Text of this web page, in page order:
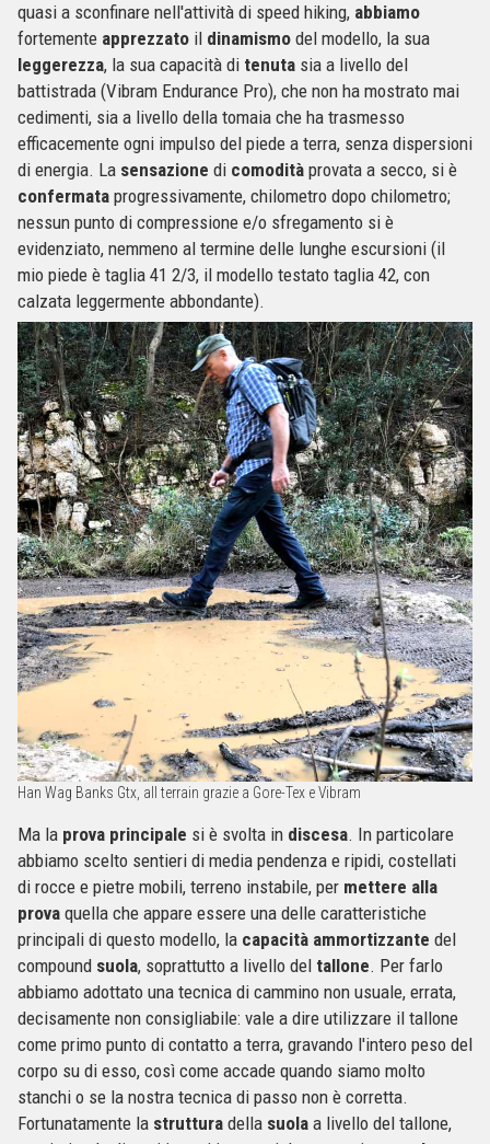
quasi a sconfinare nell'attività di speed hiking, abbiamo
fortemente apprezzato il dinamismo del modello, la sua
leggerezza, la sua capacità di tenuta sia a livello del
battistrada (Vibram Endurance Pro), che non ha mostrato mai
cedimenti, sia a livello della tomaia che ha trasmesso
efficacemente ogni impulso del piede a terra, senza dispersioni
di energia. La sensazione di comodità provata a secco, si è
confermata progressivamente, chilometro dopo chilometro;
nessun punto di compressione e/o sfregamento si è
evidenziato, nemmeno al termine delle lunghe escursioni (il
mio piede è taglia 41 2/3, il modello testato taglia 42, con
calzata leggermente abbondante).
Han Wag Banks Gtx, all terrain grazie a Gore-Tex e Vibram
Ma la prova principale si è svolta in discesa. In particolare
abbiamo scelto sentieri di media pendenza e ripidi, costellati
di rocce e pietre mobili, terreno instabile, per mettere alla
prova quella che appare essere una delle caratteristiche
principali di questo modello, la capacità ammortizzante del
compound suola, soprattutto a livello del tallone. Per farlo
abbiamo adottato una tecnica di cammino non usuale, errata,
decisamente non consigliabile: vale a dire utilizzare il tallone
come primo punto di contatto a terra, gravando l'intero peso del
corpo su di esso, così come accade quando siamo molto
stanchi o se la nostra tecnica di passo non è corretta.
Fortunatamente la struttura della suola a livello del tallone,